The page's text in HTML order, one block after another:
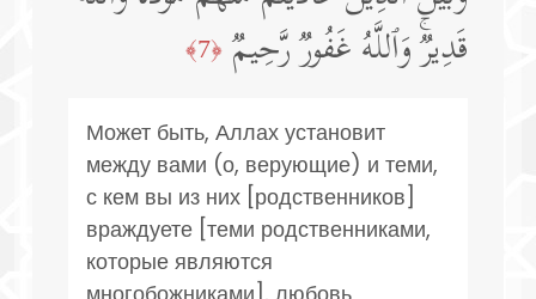
قَدِیرࣱۚ وَٱللَّهُ غَفُورࣱ رَّحِیمࣱ ﴿7﴾
Может быть, Аллах установит
между вами (о, верующие) и теми,
с кем вы из них [родственников]
враждуете [теми родственниками,
которые являются